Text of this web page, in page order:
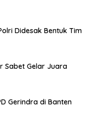
Didesak Bentuk Tim
Sabet Gelar Juara
Gerindra di Banten